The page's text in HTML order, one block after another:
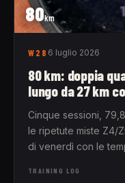
80km
W28 6 luglio 2026
80 km: doppia
lungo da 27 km
Cinque sessioni,
le ripetute miste Z4/
di venerdì con le
TRAINING LOG